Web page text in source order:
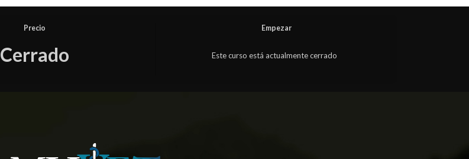
Precio
Cerrado
Empezar
Este curso está actualmente cerrado